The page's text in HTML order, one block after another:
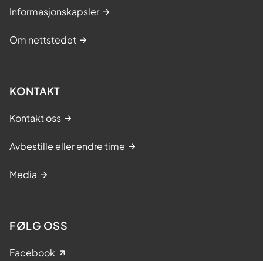
Informasjonskapsler
Om nettstedet
KONTAKT
Kontakt oss
Avbestille eller endre time
Media
FØLG OSS
Facebook